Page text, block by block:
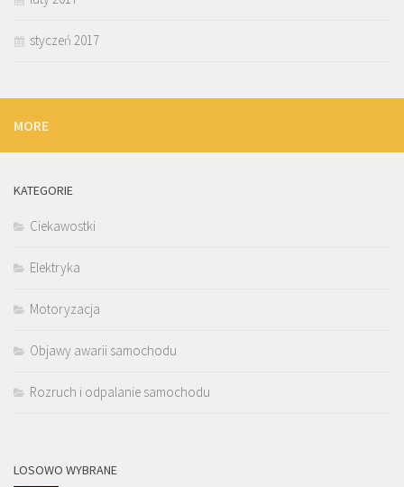
styczeń 2017
MORE
KATEGORIE
Ciekawostki
Elektryka
Motoryzacja
Objawy awarii samochodu
Rozruch i odpalanie samochodu
LOSOWO WYBRANE